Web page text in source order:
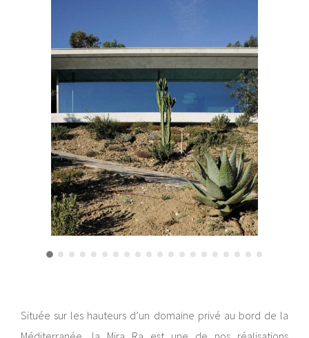
Située sur les hauteurs d’un domaine privé au bord de la